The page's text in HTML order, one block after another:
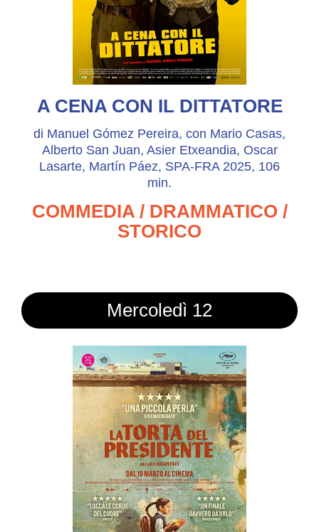
A CENA CON IL DITTATORE
di Manuel Gómez Pereira, con Mario Casas,
Alberto San Juan, Asier Etxeandia, Oscar
Lasarte, Martín Páez, SPA-FRA 2025, 106
min.
COMMEDIA / DRAMMATICO /
STORICO
Mercoledì 12